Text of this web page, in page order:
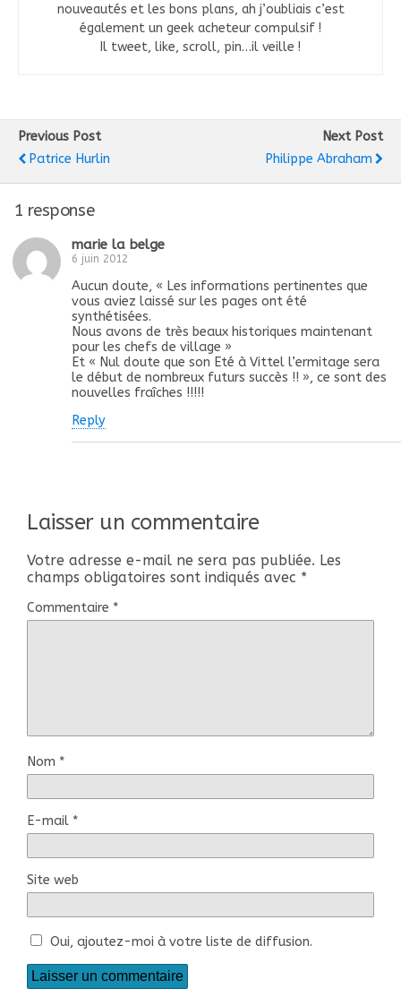
nouveautés et les bons plans, ah j’oubliais c’est
également un geek acheteur compulsif !
Il tweet, like, scroll, pin…il veille !
Previous Post
Patrice Hurlin
Next Post
Philippe Abraham
1 response
marie la belge
6 juin 2012
Aucun doute, « Les informations pertinentes que
vous aviez laissé sur les pages ont été
synthétisées.
Nous avons de très beaux historiques maintenant
pour les chefs de village »
Et « Nul doute que son Eté à Vittel l’ermitage sera
le début de nombreux futurs succès !! », ce sont des
nouvelles fraîches !!!!!
Reply
Laisser un commentaire
Votre adresse e-mail ne sera pas publiée. Les
champs obligatoires sont indiqués avec *
Commentaire *
Nom *
E-mail *
Site web
Oui, ajoutez-moi à votre liste de diffusion.